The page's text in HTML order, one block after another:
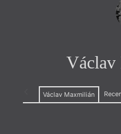
Václav Maxmilián